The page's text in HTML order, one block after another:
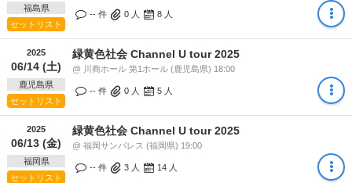
福島県
セットリスト
-- 件 0 人 8 人
2025
06/14 (土)
鹿児島県
セットリスト
緑黄色社会 Channel U tour 2025
@ 川商ホール 第1ホール (鹿児島県) 18:00
-- 件 0 人 5 人
2025
06/13 (金)
福岡県
セットリスト
緑黄色社会 Channel U tour 2025
@ 福岡サンパレス (福岡県) 19:00
-- 件 3 人 14 人